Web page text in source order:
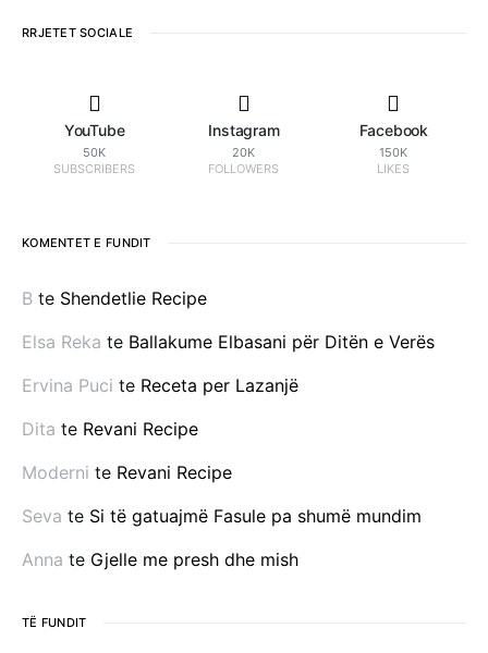
RRJETET SOCIALE
YouTube
50K
SUBSCRIBERS
Instagram
20K
FOLLOWERS
Facebook
150K
LIKES
KOMENTET E FUNDIT
B te Shendetlie Recipe
Elsa Reka te Ballakume Elbasani për Ditën e Verës
Ervina Puci te Receta per Lazanjë
Dita te Revani Recipe
Moderni te Revani Recipe
Seva te Si të gatuajmë Fasule pa shumë mundim
Anna te Gjelle me presh dhe mish
TË FUNDIT